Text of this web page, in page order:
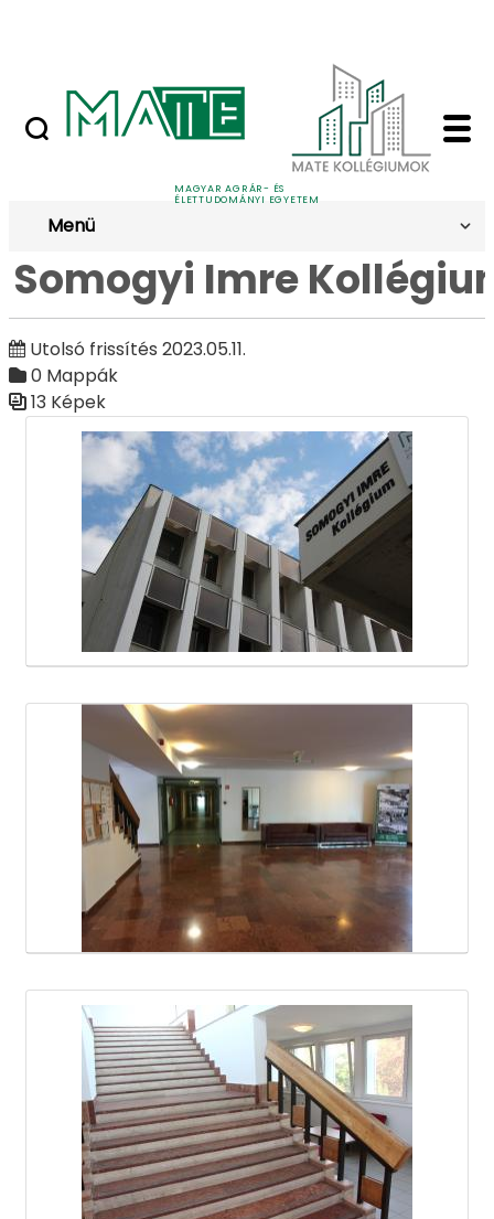
MAGYAR AGRÁR- ÉS
ÉLETTUDOMÁNYI EGYETEM
Nyilvános versenyeztetési felhívások
Somogyi Imre
Galéria
Menü
Somogyi Imre
Utolsó frissítés 2023.05.11.
0 Mappák
13 Képek
Médiatár